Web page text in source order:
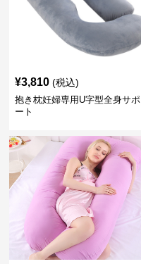
¥3,810 (税込)
抱き枕妊婦専用U字型全身サポ
ート